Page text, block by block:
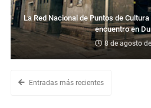
La Red Nacional de Puntos de
encuentro en
8 de agosto
Entradas más recientes